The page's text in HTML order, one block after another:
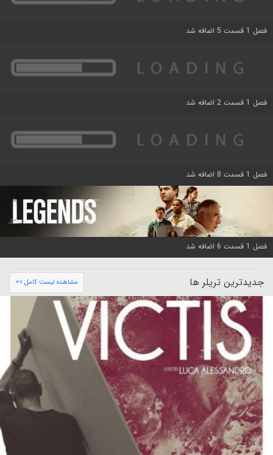
فصل 1 قسمت 5 اضافه شد
فصل 1 قسمت 2 اضافه شد
فصل 1 قسمت 8 اضافه شد
فصل 1 قسمت 6 اضافه شد
جدیدترین تریلر ها مشاهده لیست کامل >>